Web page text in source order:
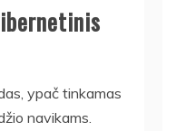
ypač tinkamas
navikams.